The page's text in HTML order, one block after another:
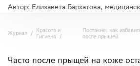
Автор: Елизавета Бархатова,
Журнал
Красота и
Гигиена
Постакне: как
после прыщей
Часто после прыщей на коже